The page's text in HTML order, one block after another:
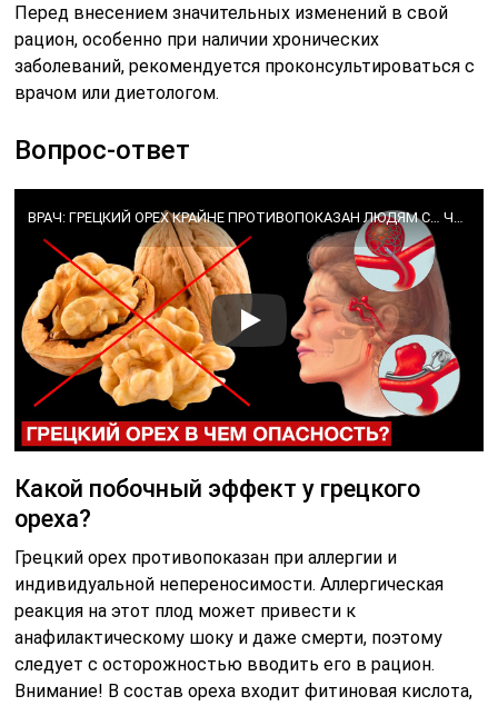
Перед внесением значительных изменений в свой
рацион, особенно при наличии хронических
заболеваний, рекомендуется проконсультироваться с
врачом или диетологом.
Вопрос-ответ
Какой побочный эффект у грецкого
ореха?
Грецкий орех противопоказан при аллергии и
индивидуальной непереносимости. Аллергическая
реакция на этот плод может привести к
анафилактическому шоку и даже смерти, поэтому
следует с осторожностью вводить его в рацион.
Внимание! В состав ореха входит фитиновая кислота,